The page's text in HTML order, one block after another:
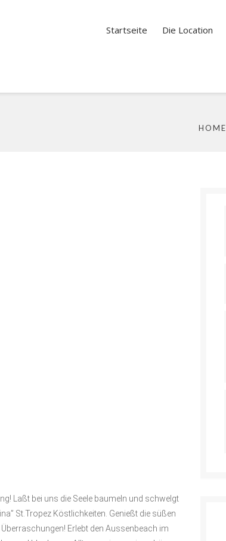
Startseite Die Location
HOME
Laßt bei uns die Seele baumeln und schwelgt
St.Tropez Köstlichkeiten. Genießt die süßen
Erlebt den Aussenbeach im